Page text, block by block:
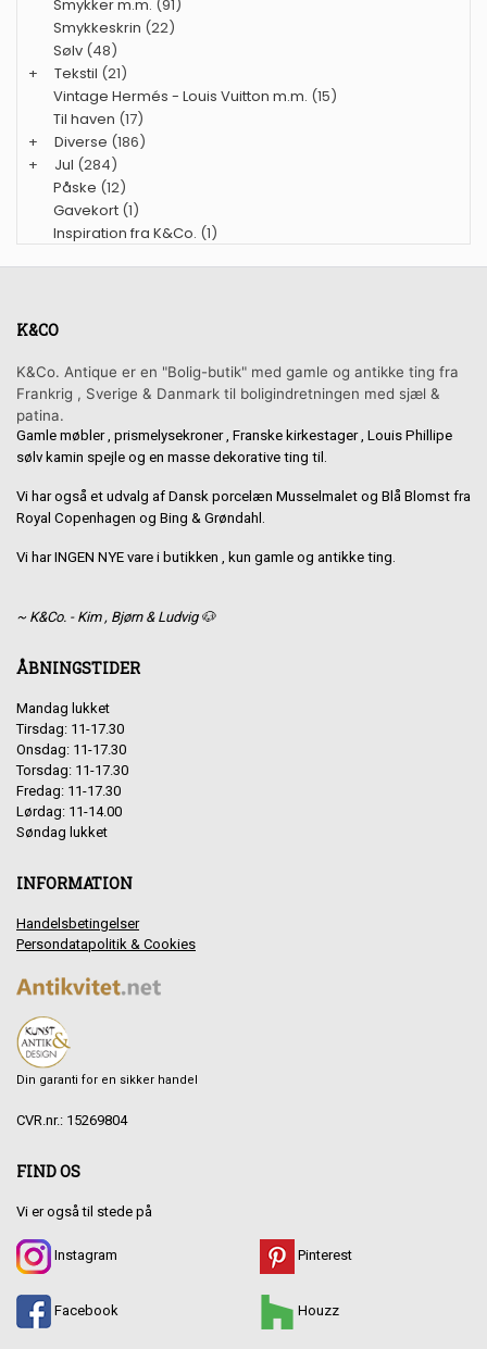
Smykker m.m. (91)
Smykkeskrin (22)
Sølv (48)
+
Tekstil (21)
Vintage Hermés - Louis Vuitton m.m. (15)
Til haven (17)
+
Diverse (186)
+
Jul (284)
Påske (12)
Gavekort (1)
Inspiration fra K&Co. (1)
K&CO
K&Co. Antique er en "Bolig-butik" med gamle og antikke ting fra
Frankrig , Sverige & Danmark til boligindretningen med sjæl &
patina.
Gamle møbler , prismelysekroner , Franske kirkestager , Louis Phillipe
sølv kamin spejle og en masse dekorative ting til.
Vi har også et udvalg af Dansk porcelæn Musselmalet og Blå Blomst fra
Royal Copenhagen og Bing & Grøndahl.
Vi har INGEN NYE vare i butikken , kun gamle og antikke ting.
~ K&Co. - Kim , Bjørn & Ludvig 🐶
ÅBNINGSTIDER
Mandag lukket
Tirsdag: 11-17.30
Onsdag: 11-17.30
Torsdag: 11-17.30
Fredag: 11-17.30
Lørdag: 11-14.00
Søndag lukket
INFORMATION
Handelsbetingelser
Persondatapolitik & Cookies
Din garanti for en sikker handel
CVR.nr.: 15269804
FIND OS
Vi er også til stede på
Instagram
Facebook
Pinterest
Houzz